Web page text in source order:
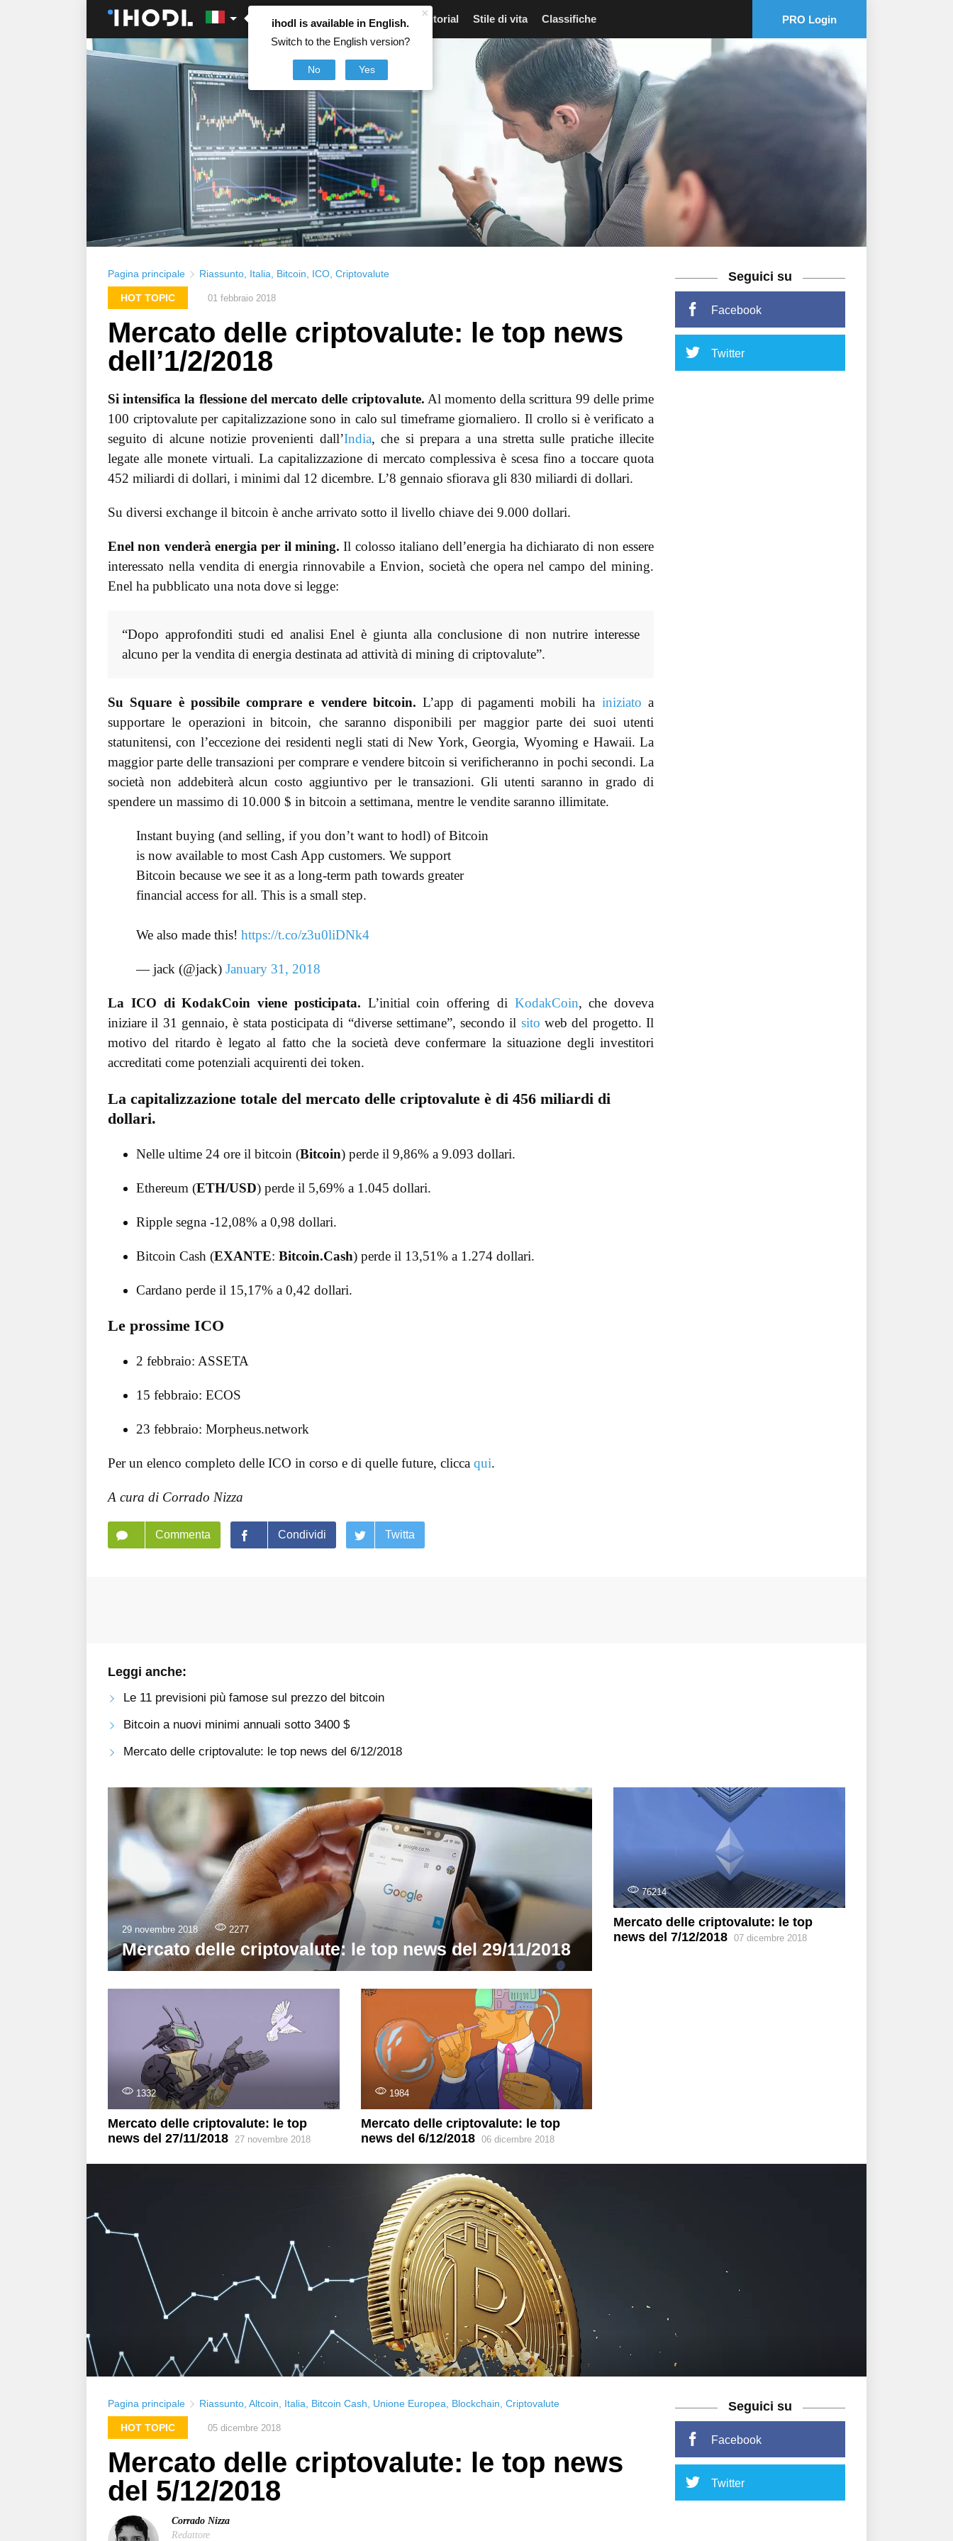
×
ihodl is available in English.
Switch to the English version?
No Yes
Articoli Notizie Tutorial Stile di vita Classifiche PRO Login
Pagina principale Riassunto Italia Bitcoin ICO Criptovalute
HOT TOPIC 01 febbraio 2018
Mercato delle criptovalute: le top news
dell’1/2/2018
Si intensifica la flessione del mercato delle criptovalute. Al momento della scrittura 99 delle prime
100 criptovalute per capitalizzazione sono in calo sul timeframe giornaliero. Il crollo si è verificato a
seguito di alcune notizie provenienti dall’India, che si prepara a una stretta sulle pratiche illecite
legate alle monete virtuali. La capitalizzazione di mercato complessiva è scesa fino a toccare quota
452 miliardi di dollari, i minimi dal 12 dicembre. L’8 gennaio sfiorava gli 830 miliardi di dollari.
Su diversi exchange il bitcoin è anche arrivato sotto il livello chiave dei 9.000 dollari.
Enel non venderà energia per il mining. Il colosso italiano dell’energia ha dichiarato di non essere
interessato nella vendita di energia rinnovabile a Envion, società che opera nel campo del mining.
Enel ha pubblicato una nota dove si legge:
“Dopo approfonditi studi ed analisi Enel è giunta alla conclusione di non nutrire interesse
alcuno per la vendita di energia destinata ad attività di mining di criptovalute”.
Su Square è possibile comprare e vendere bitcoin. L’app di pagamenti mobili ha iniziato a
supportare le operazioni in bitcoin, che saranno disponibili per maggior parte dei suoi utenti
statunitensi, con l’eccezione dei residenti negli stati di New York, Georgia, Wyoming e Hawaii. La
maggior parte delle transazioni per comprare e vendere bitcoin si verificheranno in pochi secondi. La
società non addebiterà alcun costo aggiuntivo per le transazioni. Gli utenti saranno in grado di
spendere un massimo di 10.000 $ in bitcoin a settimana, mentre le vendite saranno illimitate.
Instant buying (and selling, if you don’t want to hodl) of Bitcoin
is now available to most Cash App customers. We support
Bitcoin because we see it as a long-term path towards greater
financial access for all. This is a small step.
We also made this! https://t.co/z3u0liDNk4
— jack (@jack) January 31, 2018
La ICO di KodakCoin viene posticipata. L’initial coin offering di KodakCoin, che doveva
iniziare il 31 gennaio, è stata posticipata di “diverse settimane”, secondo il sito web del progetto. Il
motivo del ritardo è legato al fatto che la società deve confermare la situazione degli investitori
accreditati come potenziali acquirenti dei token.
La capitalizzazione totale del mercato delle criptovalute è di 456 miliardi di
dollari.
Nelle ultime 24 ore il bitcoin (Bitcoin) perde il 9,86% a 9.093 dollari.
Ethereum (ETH/USD) perde il 5,69% a 1.045 dollari.
Ripple segna -12,08% a 0,98 dollari.
Bitcoin Cash (EXANTE: Bitcoin.Cash) perde il 13,51% a 1.274 dollari.
Cardano perde il 15,17% a 0,42 dollari.
Le prossime ICO
2 febbraio: ASSETA
15 febbraio: ECOS
23 febbraio: Morpheus.network
Per un elenco completo delle ICO in corso e di quelle future, clicca qui.
A cura di Corrado Nizza
Commenta Condividi Twitta
Seguici su
Facebook
Twitter
Leggi anche:
Le 11 previsioni più famose sul prezzo del bitcoin
Bitcoin a nuovi minimi annuali sotto 3400 $
Mercato delle criptovalute: le top news del 6/12/2018
29 novembre 2018 2277
Mercato delle criptovalute: le top news del 29/11/2018
76214
Mercato delle criptovalute: le top
news del 7/12/2018
07 dicembre 2018
1332
Mercato delle criptovalute: le top
news del 27/11/2018 27 novembre 2018
1984
Mercato delle criptovalute: le top
news del 6/12/2018
06 dicembre 2018
Pagina principale Riassunto Altcoin Italia Bitcoin Cash Unione Europea Blockchain Criptovalute
HOT TOPIC 05 dicembre 2018
Mercato delle criptovalute: le top news
del 5/12/2018
Corrado Nizza
Redattore
Seguici su
Facebook
Twitter